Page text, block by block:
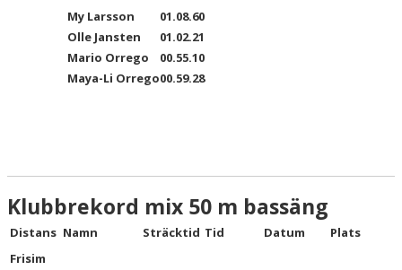
My Larsson
01.08.60
Olle Jansten
01.02.21
Mario Orrego
00.55.10
Maya-Li Orrego00.59.28
Klubbrekord mix 50 m bassäng
Distans Namn Sträcktid Tid Datum
Plats
Frisim